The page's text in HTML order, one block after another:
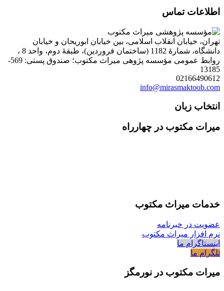
اطلاعات تماس
تهران، خیابان انقلاب اسلامی، بین خیابان ابوریحان و خیابان
دانشگاه، شمارۀ 1182 (ساختمان فروردین)، طبقۀ دوم، واحد 8 ،
روابط عمومی مؤسسه پژوهی میراث مکتوب؛ صندوق پستی: 569-
13185
02166490612
info@mirasmaktoob.com
انتخاب زبان
میرات مکتوب در چهارراه
خدمات میراث مکتوب
عضویت در خبرنامه
نرم افزار میراث مکتوب
اینستاگرام ما
تلگرام ما
میرات مکتوب در نورمگز